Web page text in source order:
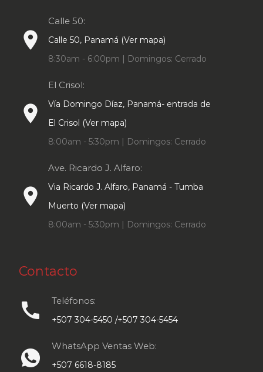
place
Calle 50:
Calle 50, Panamá (Ver mapa)
8:30am - 6:00pm | Domingos: Cerrado
place
El Crisol:
Vía Domingo Díaz, Panamá- entrada de
El Crisol (Ver mapa)
8:00am - 5:30pm | Domingos: Cerrado
place
Ave. Ricardo J. Alfaro:
Via Ricardo J. Alfaro, Panamá - Tumba
Muerto (Ver mapa)
8:00am - 5:30pm | Domingos: Cerrado
Contacto
call Teléfonos:
+507 304-5450 /+507 304-5454
WhatsApp Ventas Web:
+507 6618-8185